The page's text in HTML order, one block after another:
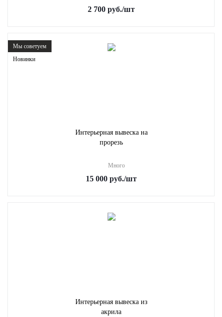
2 700 руб./шт
Мы советуем
Новинки
Интерьерная вывеска на
прорезь
Много
15 000 руб./шт
Интерьерная вывеска из
акрила